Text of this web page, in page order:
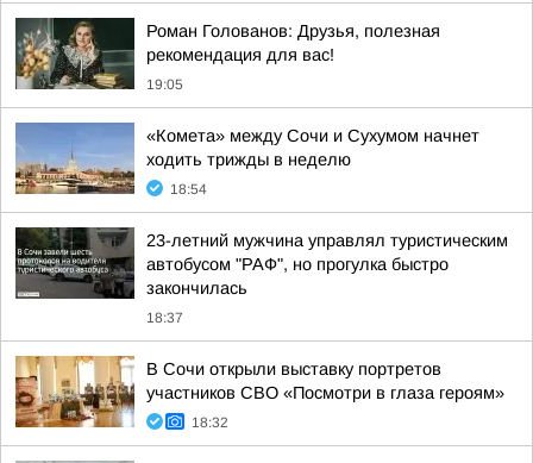
Роман Голованов: Друзья, полезная
рекомендация для вас!
19:05
«Комета» между Сочи и Сухумом начнет
ходить трижды в неделю
18:54
23-летний мужчина управлял туристическим
автобусом "РАФ", но прогулка быстро
закончилась
18:37
В Сочи открыли выставку портретов
участников СВО «Посмотри в глаза героям»
18:32